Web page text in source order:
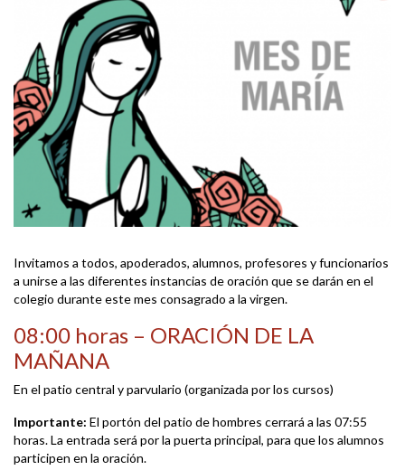
Invitamos a todos, apoderados, alumnos, profesores y funcionarios
a unirse a las diferentes instancias de oración que se darán en el
colegio durante este mes consagrado a la virgen.
08:00 horas – ORACIÓN DE LA
MAÑANA
En el patio central y parvulario (organizada por los cursos)
Importante: El portón del patio de hombres cerrará a las 07:55
horas. La entrada será por la puerta principal, para que los alumnos
participen en la oración.